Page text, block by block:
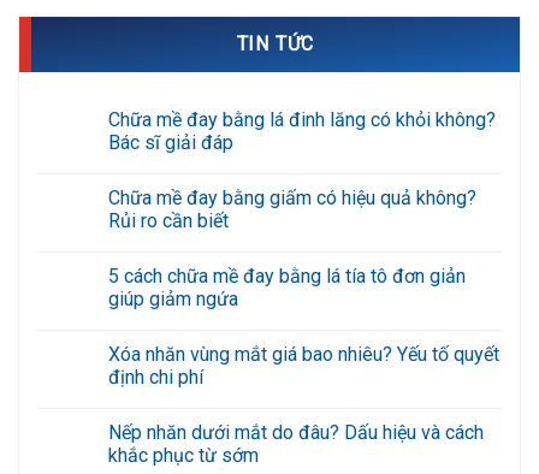
TIN TỨC
Chữa mề đay bằng lá đinh lăng có khỏi không?
Bác sĩ giải đáp
bình
luận
ở
đay
bằng
lá
có
khỏi
không?
giải
đáp
Chữa mề đay bằng giấm có hiệu quả không?
Rủi ro cần biết
bình
luận
ở
đay
bằng
giấm
quả
không?
Rủi
5 cách chữa mề đay bằng lá tía tô đơn giản
giúp giảm ngứa
bình
luận
ở
chữa
mề
đay
Xóa nhăn vùng mắt giá bao nhiêu? Yếu tố quyết
định chi phí
bình
luận
ở
Nếp nhăn dưới mắt do đâu? Dấu hiệu và cách
khắc phục từ sớm